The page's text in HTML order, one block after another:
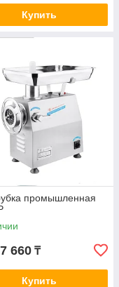
Купить
промышленная
660 ₸
Купить